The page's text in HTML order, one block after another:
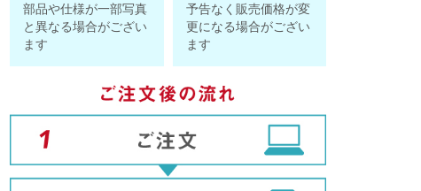
部品や仕様が一部写真
と異なる場合がござい
ます
予告なく販売価格が変
更になる場合がござい
ます